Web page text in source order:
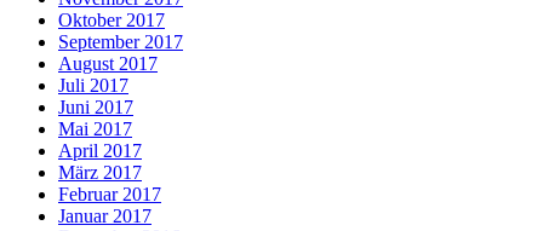
Oktober 2017
September 2017
August 2017
Juli 2017
Juni 2017
Mai 2017
April 2017
März 2017
Februar 2017
Januar 2017